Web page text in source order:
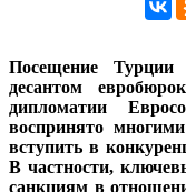
Посещение
десантом
дипломатии
воспринято
вступить в
В частности,
санкциям в